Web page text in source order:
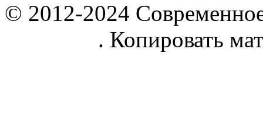
© 2012-2024
. Копировать